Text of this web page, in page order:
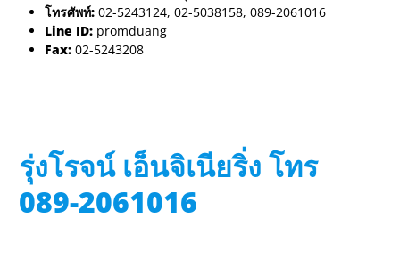
โทรศัพท์: 02-5243124, 02-5038158, 089-2061016
Line ID: promduang
Fax: 02-5243208
รุ่งโรจน์ เอ็นจิเนียริ่ง โทร
089-2061016